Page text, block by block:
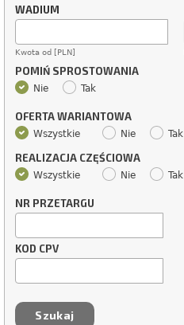
WADIUM
Kwota od [PLN]
POMIŃ SPROSTOWANIA
Nie Tak
OFERTA WARIANTOWA
Wszystkie Nie Tak
REALIZACJA CZĘŚCIOWA
Wszystkie Nie Tak
NR PRZETARGU
KOD CPV